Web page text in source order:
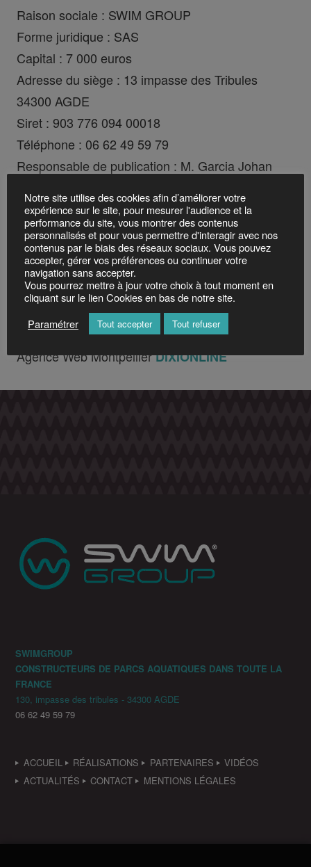
Raison sociale : SWIM GROUP
Forme juridique : SAS
Capital : 7 000 euros
Adresse du siège : 13 impasse des Tribules
34300 AGDE
Siret : 903 776 094 00018
Téléphone : 06 62 49 59 79
Responsable de publication : M. Garcia Johan
HÉBERGEMENT
SO YOU START - OVH SAS
2, rue Kellermann - 59100 Roubaix
Tél. +33 9 72 10 01 11
OVH SAS au capital de 10 059 500 €
RCS Roubaix - Tourcoing 424 761 419 00045
Agence Web MontpellierDIXIONLINE
SWIMGROUP
CONSTRUCTEURS DE PARCS AQUATIQUES DANS TOUTE LA
FRANCE
130, impasse des tribules - 34300 AGDE
06 62 49 59 79
ACCUEIL RÉALISATIONS PARTENAIRES
VIDÉOS
ACTUALITÉS
CONTACT MENTIONS LÉGALES
Notre site utilise des cookies afin d’améliorer votre
expérience sur le site, pour mesurer l'audience et la
performance du site, vous montrer des contenus
personnalisés et pour vous permettre d'interagir avec nos
contenus par le biais des réseaux sociaux. Vous pouvez
accepter, gérer vos préférences ou continuer votre
navigation sans accepter.
Vous pourrez mettre à jour votre choix à tout moment en
cliquant sur le lien Cookies en bas de notre site.
Paramétrer
Tout accepter Tout refuser